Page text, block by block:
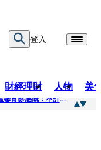
登入
財經理財 人物 美
廖峻中風前妻「父親節餵飯照顧」 兒曬溫馨背影感慨：不計前嫌的真愛